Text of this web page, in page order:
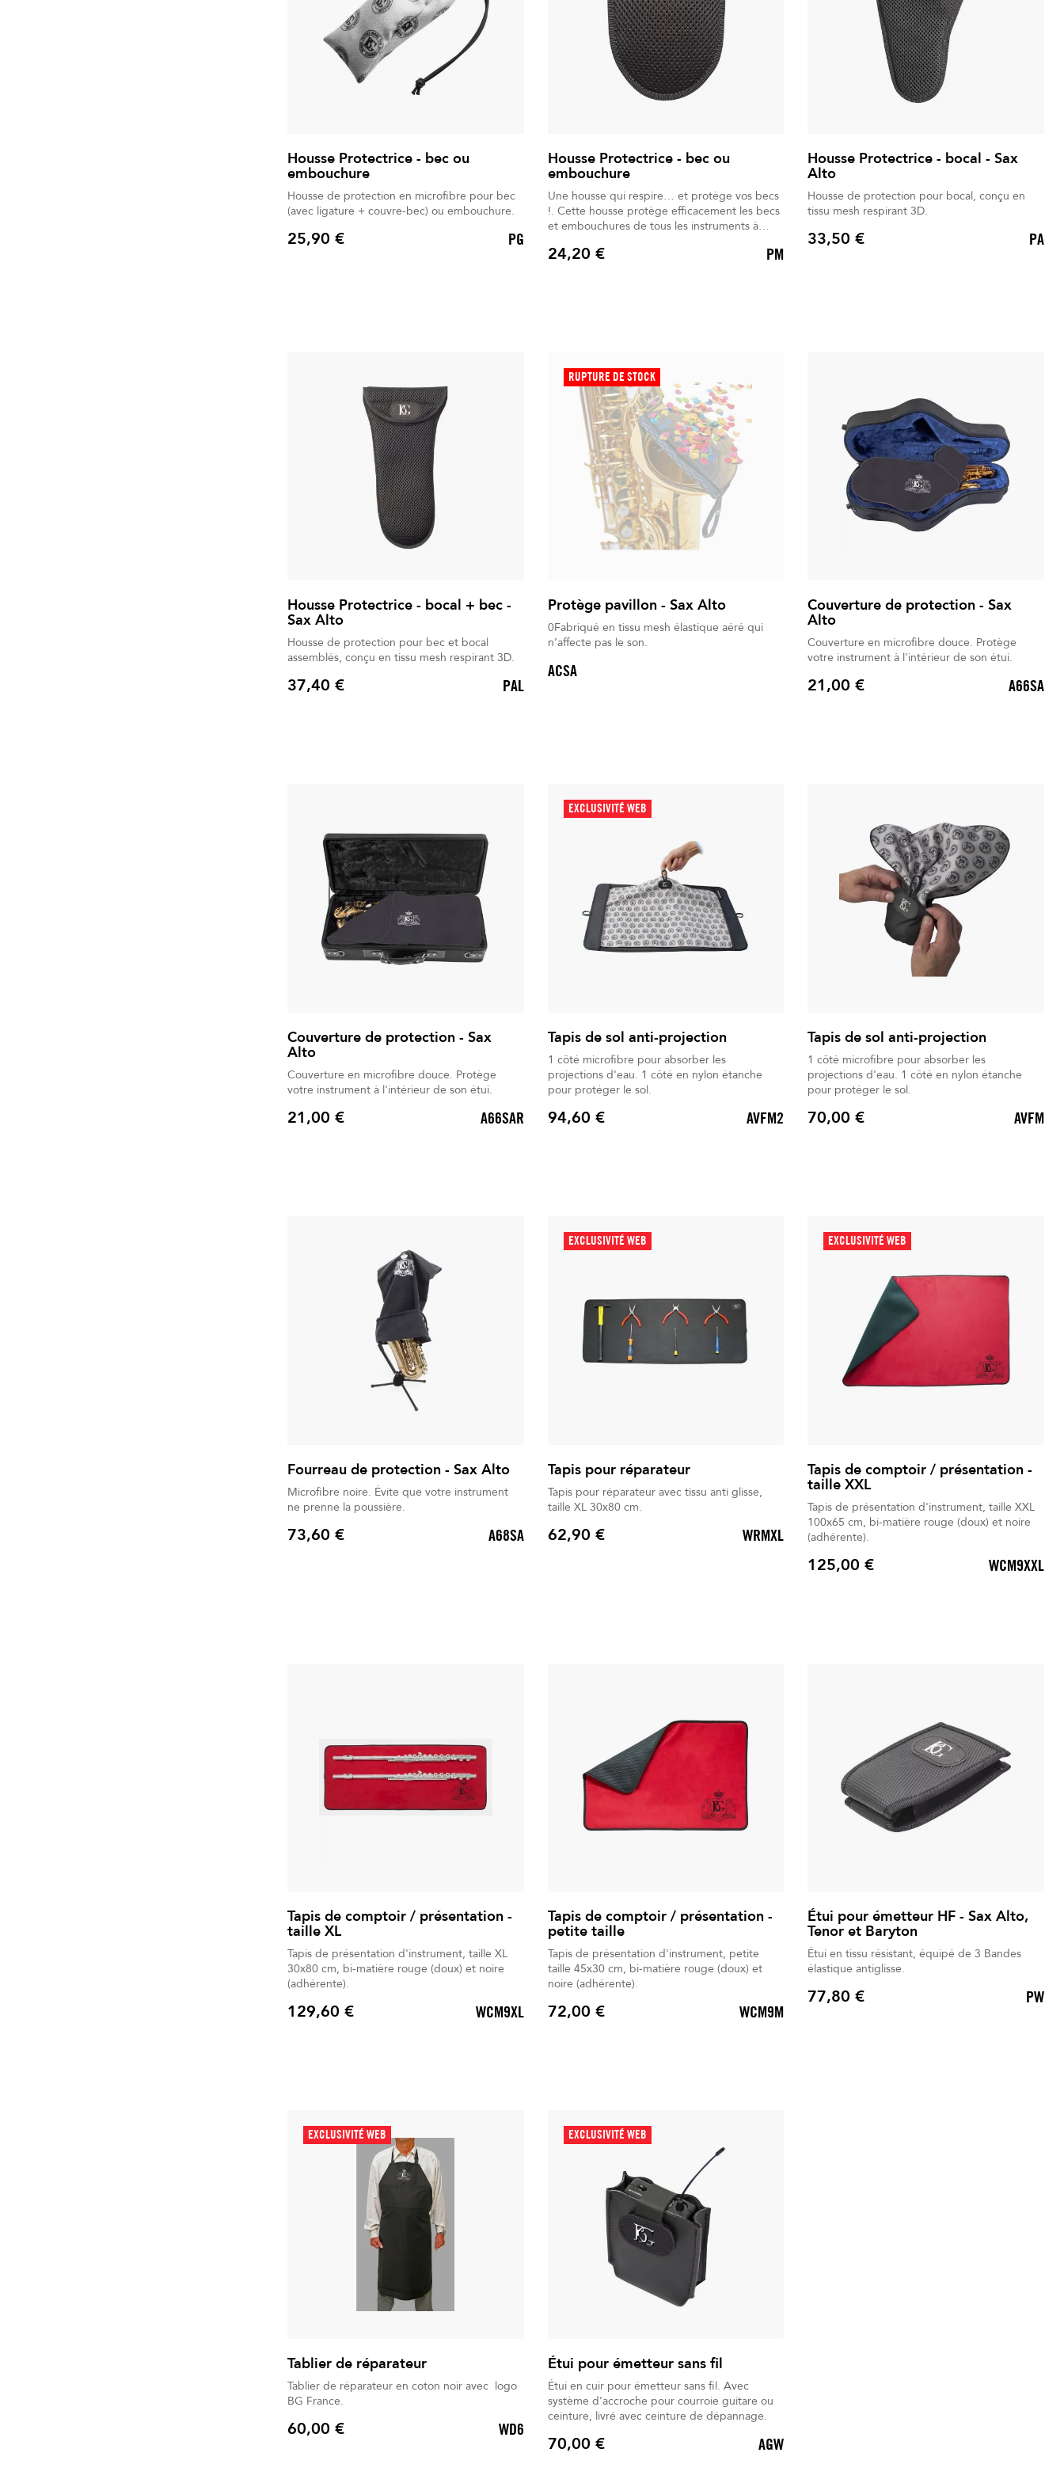
Housse Protectrice - bec ou
embouchure
Housse de protection en microfibre pour bec
(avec ligature + couvre-bec) ou embouchure.
Prix
25,90 € PG
Housse Protectrice - bec ou
embouchure
Une housse qui respire… et protège vos becs
!. Cette housse protège efficacement les becs
et embouchures de tous les instruments à
son tout en évacuant l’humidité. La fermeture
Prix
24,20 € PM
Housse Protectrice - bocal - Sax
Alto
Housse de protection pour bocal, conçu en
tissu mesh respirant 3D.
Prix
33,50 € PA
Housse Protectrice - bocal + bec -
Sax Alto
Housse de protection pour bec et bocal
assemblés, conçu en tissu mesh respirant 3D.
Prix
37,40 € PAL
RUPTURE DE STOCK
Protège pavillon - Sax Alto
0Fabriqué en tissu mesh élastique aéré qui
n’affecte pas le son.
ACSA
Couverture de protection - Sax
Alto
Couverture en microfibre douce. Protège
votre instrument à l'intérieur de son étui.
Prix
21,00 € A66SA
Couverture de protection - Sax
Alto
Couverture en microfibre douce. Protège
votre instrument à l'intérieur de son étui.
Prix
21,00 € A66SAR
EXCLUSIVITÉ WEB
Tapis de sol anti-projection
1 côté microfibre pour absorber les
projections d'eau. 1 côté en nylon étanche
pour protéger le sol.
Prix
94,60 € AVFM2
Tapis de sol anti-projection
1 côté microfibre pour absorber les
projections d'eau. 1 côté en nylon étanche
pour protéger le sol.
Prix
70,00 € AVFM
Fourreau de protection - Sax Alto
Microfibre noire. Évite que votre instrument
ne prenne la poussière.
Prix
73,60 € A68SA
EXCLUSIVITÉ WEB
Tapis pour réparateur
Tapis pour réparateur avec tissu anti glisse,
taille XL 30x80 cm.
Prix
62,90 € WRMXL
EXCLUSIVITÉ WEB
Tapis de comptoir / présentation -
taille XXL
Tapis de présentation d'instrument, taille XXL
100x65 cm, bi-matière rouge (doux) et noire
(adhérente).
Prix
125,00 € WCM9XXL
Tapis de comptoir / présentation -
taille XL
Tapis de présentation d'instrument, taille XL
30x80 cm, bi-matière rouge (doux) et noire
(adhérente).
Prix
129,60 € WCM9XL
Tapis de comptoir / présentation -
petite taille
Tapis de présentation d'instrument, petite
taille 45x30 cm, bi-matière rouge (doux) et
noire (adhérente).
Prix
72,00 € WCM9M
Étui pour émetteur HF - Sax Alto,
Tenor et Baryton
Étui en tissu résistant, équipé de 3 Bandes
élastique antiglisse.
Prix
77,80 € PW
EXCLUSIVITÉ WEB
Tablier de réparateur
Tablier de réparateur en coton noir avec logo
BG France.
Prix
60,00 € WD6
EXCLUSIVITÉ WEB
Étui pour émetteur sans fil
Étui en cuir pour émetteur sans fil. Avec
système d’accroche pour courroie guitare ou
ceinture, livré avec ceinture de dépannage.
Prix
70,00 € AGW